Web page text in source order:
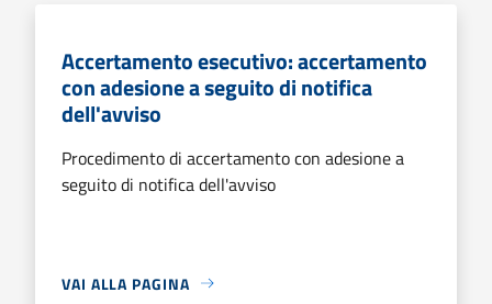
Accertamento esecutivo: accertamento
con adesione a seguito di notifica
dell'avviso
Procedimento di accertamento con adesione a
seguito di notifica dell'avviso
VAI ALLA PAGINA